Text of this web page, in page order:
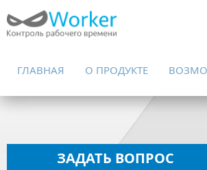
ГЛАВНАЯ О ПРОДУКТЕ
ЗАДАТЬ ВОПРОС